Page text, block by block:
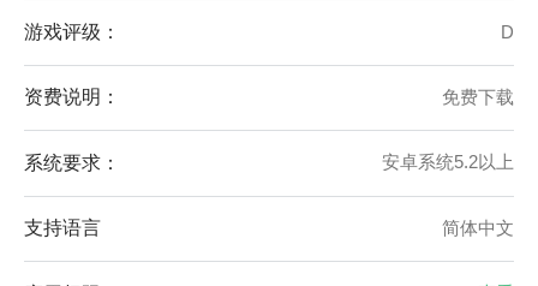
游戏评级： D
资费说明： 免费下载
系统要求： 安卓系统5.2以上
支持语言 简体中文